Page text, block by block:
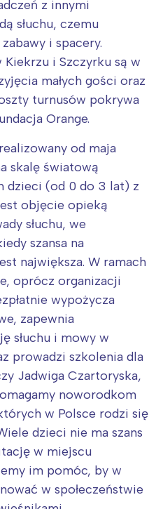
z innymi
słuchu, czemu
i spacery.
i Szczyrku są w
małych gości oraz
turnusów pokrywa
Orange.
od maja
skalę światową
dzieci (od 0 do 3 lat) z
objęcie opieką
słuchu, we
szansa na
największa. W ramach
oprócz organizacji
wypożycza
zapewnia
słuchu i mowy w
prowadzi szkolenia dla
Jadwiga Czartoryska,
noworodkom
w Polsce rodzi się
dzieci nie ma szans
w miejscu
im pomóc, by w
w społeczeństwie